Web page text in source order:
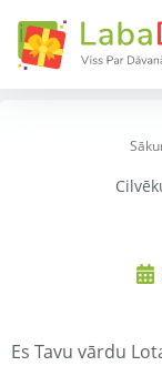
Es Tavu vārdu